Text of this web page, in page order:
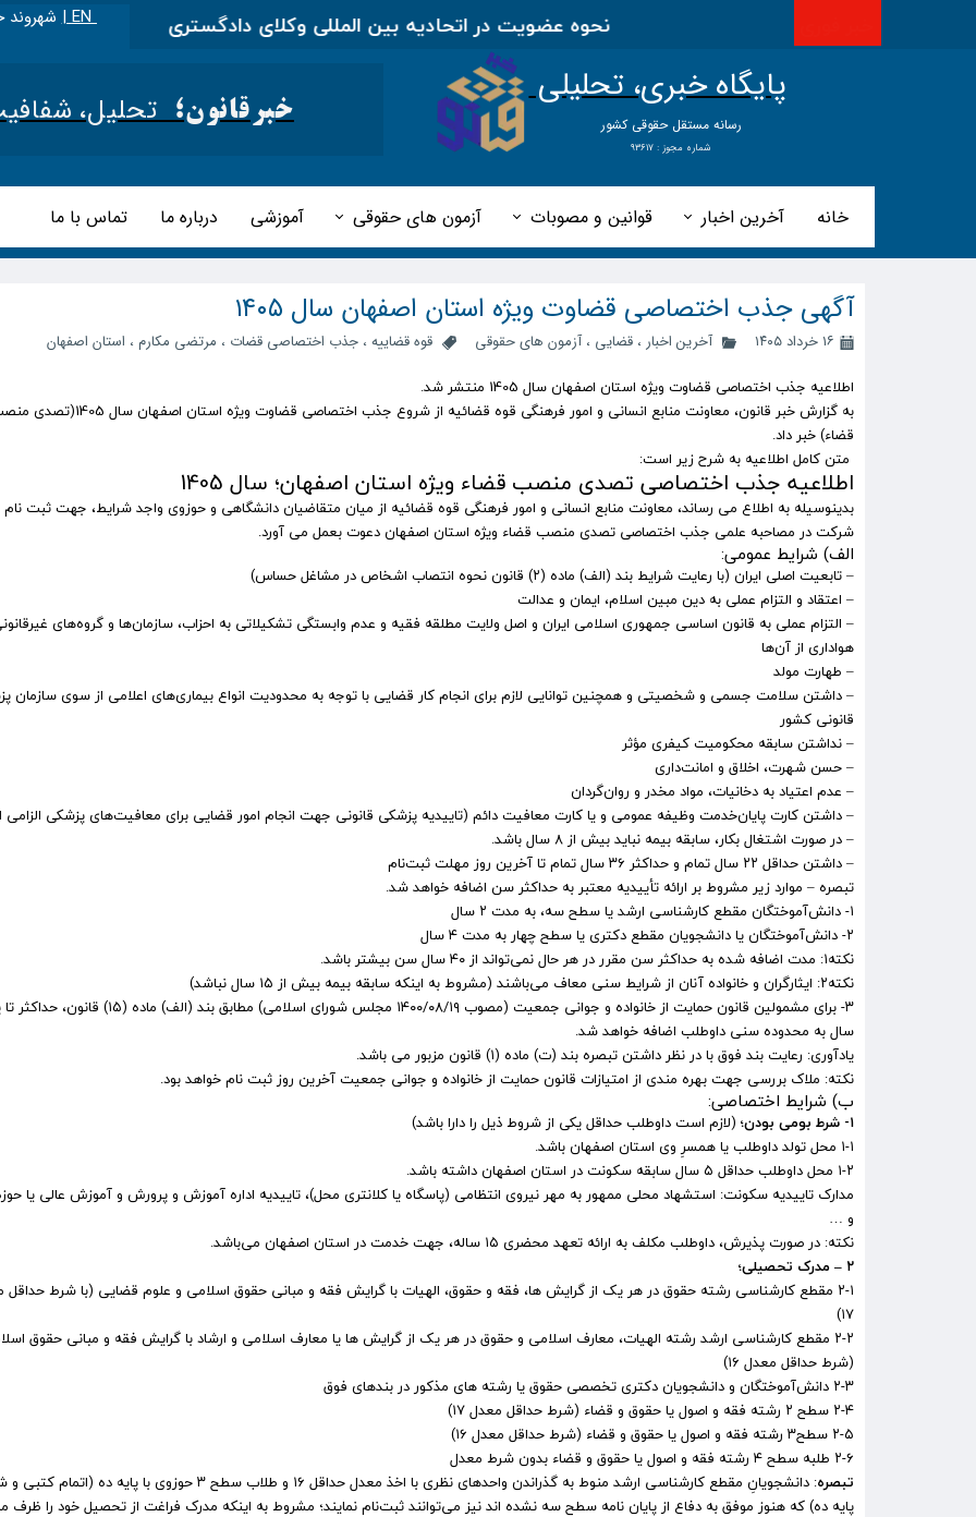
نحوه عضویت در اتحادیه بین المللی وکلای دادگستری| مطالب آموزشی را
EN |
پایگاه خبری، تحلیلی
​​​​رسانه مستقل حقوقی کشور
شماره مجوز : ۹۳۶۱۷
خبرقانون؛ تحلیل،
خانه آخرین اخبار قوانین و مصوبات آزمون های حقوقی آموزشی درباره ما تماس با ما
آگهی جذب اختصاصی قضاوت ویژه استان اصفهان سال ۱۴۰۵
۱۶ خرداد ۱۴۰۵ آخرین اخبار ، قضایی ،آزمون های حقوقی قوه قضاییه ، جذب اختصاصی قضات ، مرتضی مکارم ، استان اصفهان
اطلاعیه جذب اختصاصی قضاوت ویژه استان اصفهان سال 1405 منتشر شد.
به گزارش خبر قانون، معاونت منابع انسانی و امور فرهنگی قوه قضائیه از شروع جذب اختصاصی قضاوت ویژه استان
قضاء) خبر داد.
متن کامل اطلاعیه به شرح زیر است:
اطلاعیه جذب اختصاصی تصدی منصب قضاء ویژه استان اصفهان؛ سال 1405
بدینوسیله به اطلاع می رساند، معاونت منابع انسانی و امور فرهنگی قوه قضائیه از میان متقاضیان دانشگاهی و حوزوی واجد شرایط، جهت ثبت نام
شرکت در مصاحبه علمی جذب اختصاصی تصدی منصب قضاء ویژه استان اصفهان دعوت بعمل می آورد.
الف) شرایط عمومی:
– تابعیت اصلی ایران (با رعایت شرایط بند (الف) ماده (۲) قانون نحوه انتصاب اشخاص در مشاغل حساس)
– اعتقاد و التزام عملی به دین مبین اسلام، ایمان و عدالت
– التزام عملی به قانون اساسی جمهوری اسلامی ایران و اصل ولایت مطلقه فقیه و عدم وابستگی تشکیلاتی به احزاب، سازمان‌ها و گروه‌های
هواداری از آن‌ها
– طهارت مولد
– داشتن سلامت جسمی و شخصیتی و همچنین توانایی لازم برای انجام کار قضایی با توجه به محدودیت انواع بیماری‌های اعلامی از سوی سازمان
قانونی کشور
– نداشتن سابقه محکومیت کیفری مؤثر
– حسن شهرت، اخلاق و امانت‌داری
– عدم اعتیاد به دخانیات، مواد مخدر و روان‌گردان
– داشتن کارت پایان‌خدمت وظیفه عمومی و یا کارت معافیت دائم (تاییدیه پزشکی قانونی جهت انجام امور قضایی برای معافیت‌های پزشکی
– در صورت اشتغال بکار، سابقه بیمه نباید بیش از ۸ سال باشد.
– داشتن حداقل ۲۲ سال تمام و حداکثر ۳۶ سال تمام تا آخرین روز مهلت ثبت‌نام
تبصره – موارد زیر مشروط بر ارائه تأییدیه معتبر به حداکثر سن اضافه خواهد شد.
۱- دانش‌آموختگان مقطع کارشناسی ارشد یا سطح سه، به مدت ۲ سال
۲- دانش‌آموختگان یا دانشجویان مقطع دکتری یا سطح چهار به مدت ۴ سال
نکته۱: مدت اضافه شده به حداکثر سن مقرر در هر حال نمی‌تواند از ۴۰ سال سن بیشتر باشد.
نکته۲: ایثارگران و خانواده آنان از شرایط سنی معاف می‌باشند (مشروط به اینکه سابقه بیمه بیش از ۱۵ سال نباشد)
۳- برای مشمولین
قانون حمایت از خانواده و جوانی جمعیت
(مصوب ۱۴۰۰/۰۸/۱۹ مجلس شورای اسلامی) مطابق بند (الف) ماده (۱۵)
سال به محدوده سنی داوطلب اضافه خواهد شد.
یادآوری: رعایت بند فوق با در نظر داشتن تبصره بند (ت) ماده (۱) قانون مزبور می باشد.
نکته: ملاک بررسی جهت بهره مندی از امتیازات قانون حمایت از خانواده و جوانی جمعیت آخرین روز ثبت نام خواهد بود.
ب) شرایط اختصاصی:
۱- شرط بومی بودن؛
(لازم است داوطلب حداقل یکی از شروط ذیل را دارا باشد)
۱-۱ محل تولد داوطلب یا همسرِ وی استان اصفهان باشد.
۱-۲ محل داوطلب حداقل ۵ سال سابقه سکونت در استان اصفهان داشته باشد.
مدارک تاییدیه سکونت: استشهاد محلی ممهور به مهر نیروی انتظامی (پاسگاه یا کلانتری محل)، تاییدیه اداره آموزش و پرورش و آموزش عالی یا
و …
نکته: در صورت پذیرش، داوطلب مکلف به ارائه تعهد محضری ۱۵ ساله، جهت خدمت در استان اصفهان می‌باشد.
۲ – مدرک تحصیلی؛
۲-۱ مقطع کارشناسی رشته حقوق در هر یک از گرایش ها، فقه و حقوق، الهیات با گرایش فقه و مبانی حقوق اسلامی و علوم قضایی (با شرط
۱۷)
۲-۲ مقطع کارشناسی ارشد رشته الهیات، معارف اسلامی و حقوق در هر یک از گرایش ها یا معارف اسلامی و ارشاد با گرایش فقه و مبانی حقوق
(شرط حداقل معدل ۱۶)
۲-۳ دانش‌آموختگان و دانشجویان دکتری تخصصی حقوق یا رشته های مذکور در بندهای فوق
۲-۴ سطح ۲ رشته فقه و اصول یا حقوق و قضاء (شرط حداقل معدل ۱۷)
۲-۵ سطح۳ رشته فقه و اصول یا حقوق و قضاء (شرط حداقل معدل ۱۶)
۲-۶ طلبه سطح ۴ رشته فقه و اصول یا حقوق و قضاء بدون شرط معدل
تبصره
: دانشجویانِ مقطع کارشناسی ارشد منوط به گذراندن واحدهای نظری با اخذ معدل حداقل ۱۶ و طلاب سطح ۳ حوزوی با